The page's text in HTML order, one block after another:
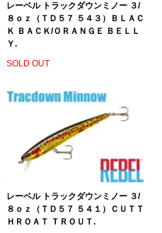
レーベル トラックダウンミノー ３/
８ｏｚ（ＴＤ５７ ５４３）ＢＬＡＣ
Ｋ ＢＡＣＫ/ＯＲＡＮＧＥ ＢＥＬＬ
Ｙ.
SOLD OUT
レーベル トラックダウンミノー ３/
８ｏｚ（ＴＤ５７ ５４１）ＣＵＴＴ
ＨＲＯＡＴ ＴＲＯＵＴ.